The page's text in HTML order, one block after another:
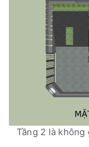
Tầng 2 là